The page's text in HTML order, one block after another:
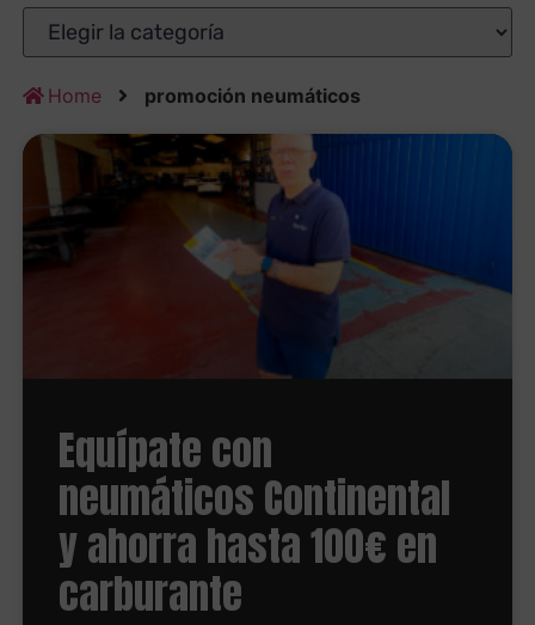
Home promoción neumáticos
Equípate con
neumáticos Continental
y ahorra hasta 100€ en
carburante